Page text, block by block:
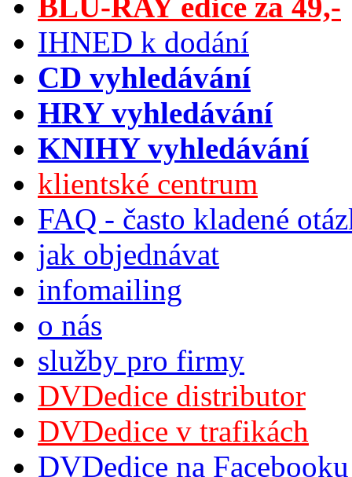
IHNED k dodání
CD vyhledávání
HRY vyhledávání
KNIHY vyhledávání
klientské centrum
FAQ - často kladené
jak objednávat
infomailing
o nás
služby pro firmy
DVDedice distributor
DVDedice v trafikách
DVDedice na Facebooku